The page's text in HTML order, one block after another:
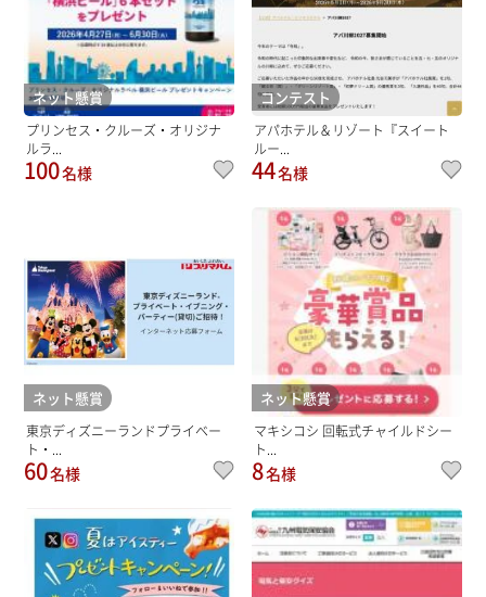
ネット懸賞
プリンセス・クルーズ・オリジナ
ルラ...
100名様
コンテスト
アパホテル＆リゾート『スイート
ルー...
44名様
ネット懸賞
東京ディズニーランドプライベー
ト・...
60名様
ネット懸賞
マキシコシ 回転式チャイルドシー
ト...
8名様